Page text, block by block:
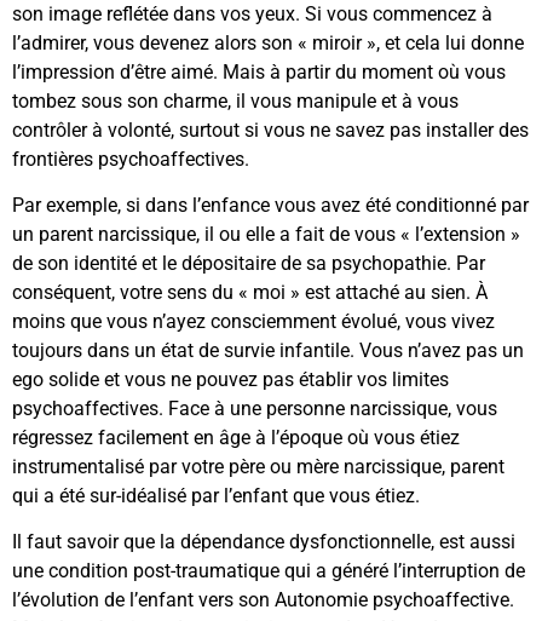
son image reflétée dans vos yeux. Si vous commencez à
l’admirer, vous devenez alors son « miroir », et cela lui donne
l’impression d’être aimé. Mais à partir du moment où vous
tombez sous son charme, il vous manipule et à vous
contrôler à volonté, surtout si vous ne savez pas installer des
frontières psychoaffectives.
Par exemple, si dans l’enfance vous avez été conditionné par
un parent narcissique, il ou elle a fait de vous « l’extension »
de son identité et le dépositaire de sa psychopathie. Par
conséquent, votre sens du « moi » est attaché au sien. À
moins que vous n’ayez consciemment évolué, vous vivez
toujours dans un état de survie infantile. Vous n’avez pas un
ego solide et vous ne pouvez pas établir vos limites
psychoaffectives. Face à une personne narcissique, vous
régressez facilement en âge à l’époque où vous étiez
instrumentalisé par votre père ou mère narcissique, parent
qui a été sur-idéalisé par l’enfant que vous étiez.
Il faut savoir que la dépendance dysfonctionnelle, est aussi
une condition post-traumatique qui a généré l’interruption de
l’évolution de l’enfant vers son Autonomie psychoaffective.